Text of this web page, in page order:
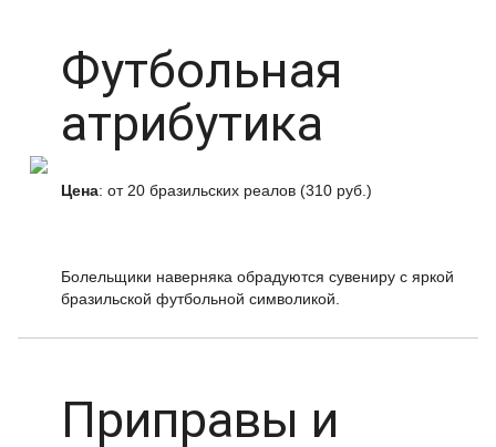
Футбольная
атрибутика
Цена: от 20 бразильских реалов (310 руб.)
Болельщики наверняка обрадуются сувениру с яркой
бразильской футбольной символикой.
Приправы и